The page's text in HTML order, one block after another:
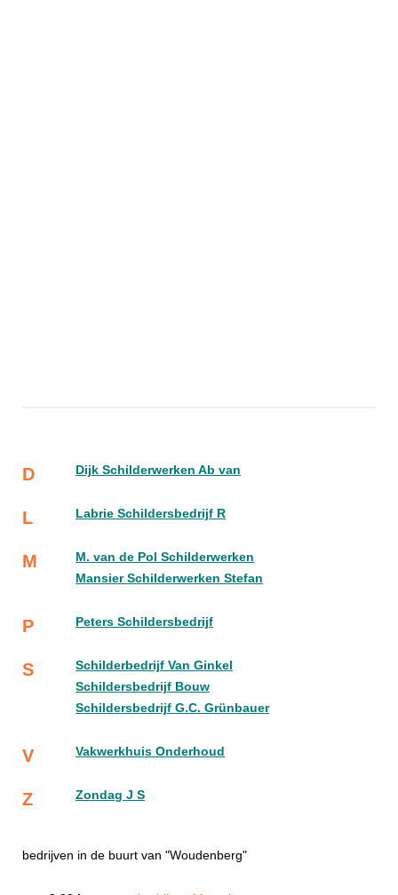
D Dijk Schilderwerken Ab van
L Labrie Schildersbedrijf R
M
M. van de Pol Schilderwerken
Mansier Schilderwerken Stefan
P Peters Schildersbedrijf
S
Schilderbedrijf Van Ginkel
Schildersbedrijf Bouw
Schildersbedrijf G.C. Grünbauer
V Vakwerkhuis Onderhoud
Z Zondag J S
bedrijven in de buurt van "Woudenberg"